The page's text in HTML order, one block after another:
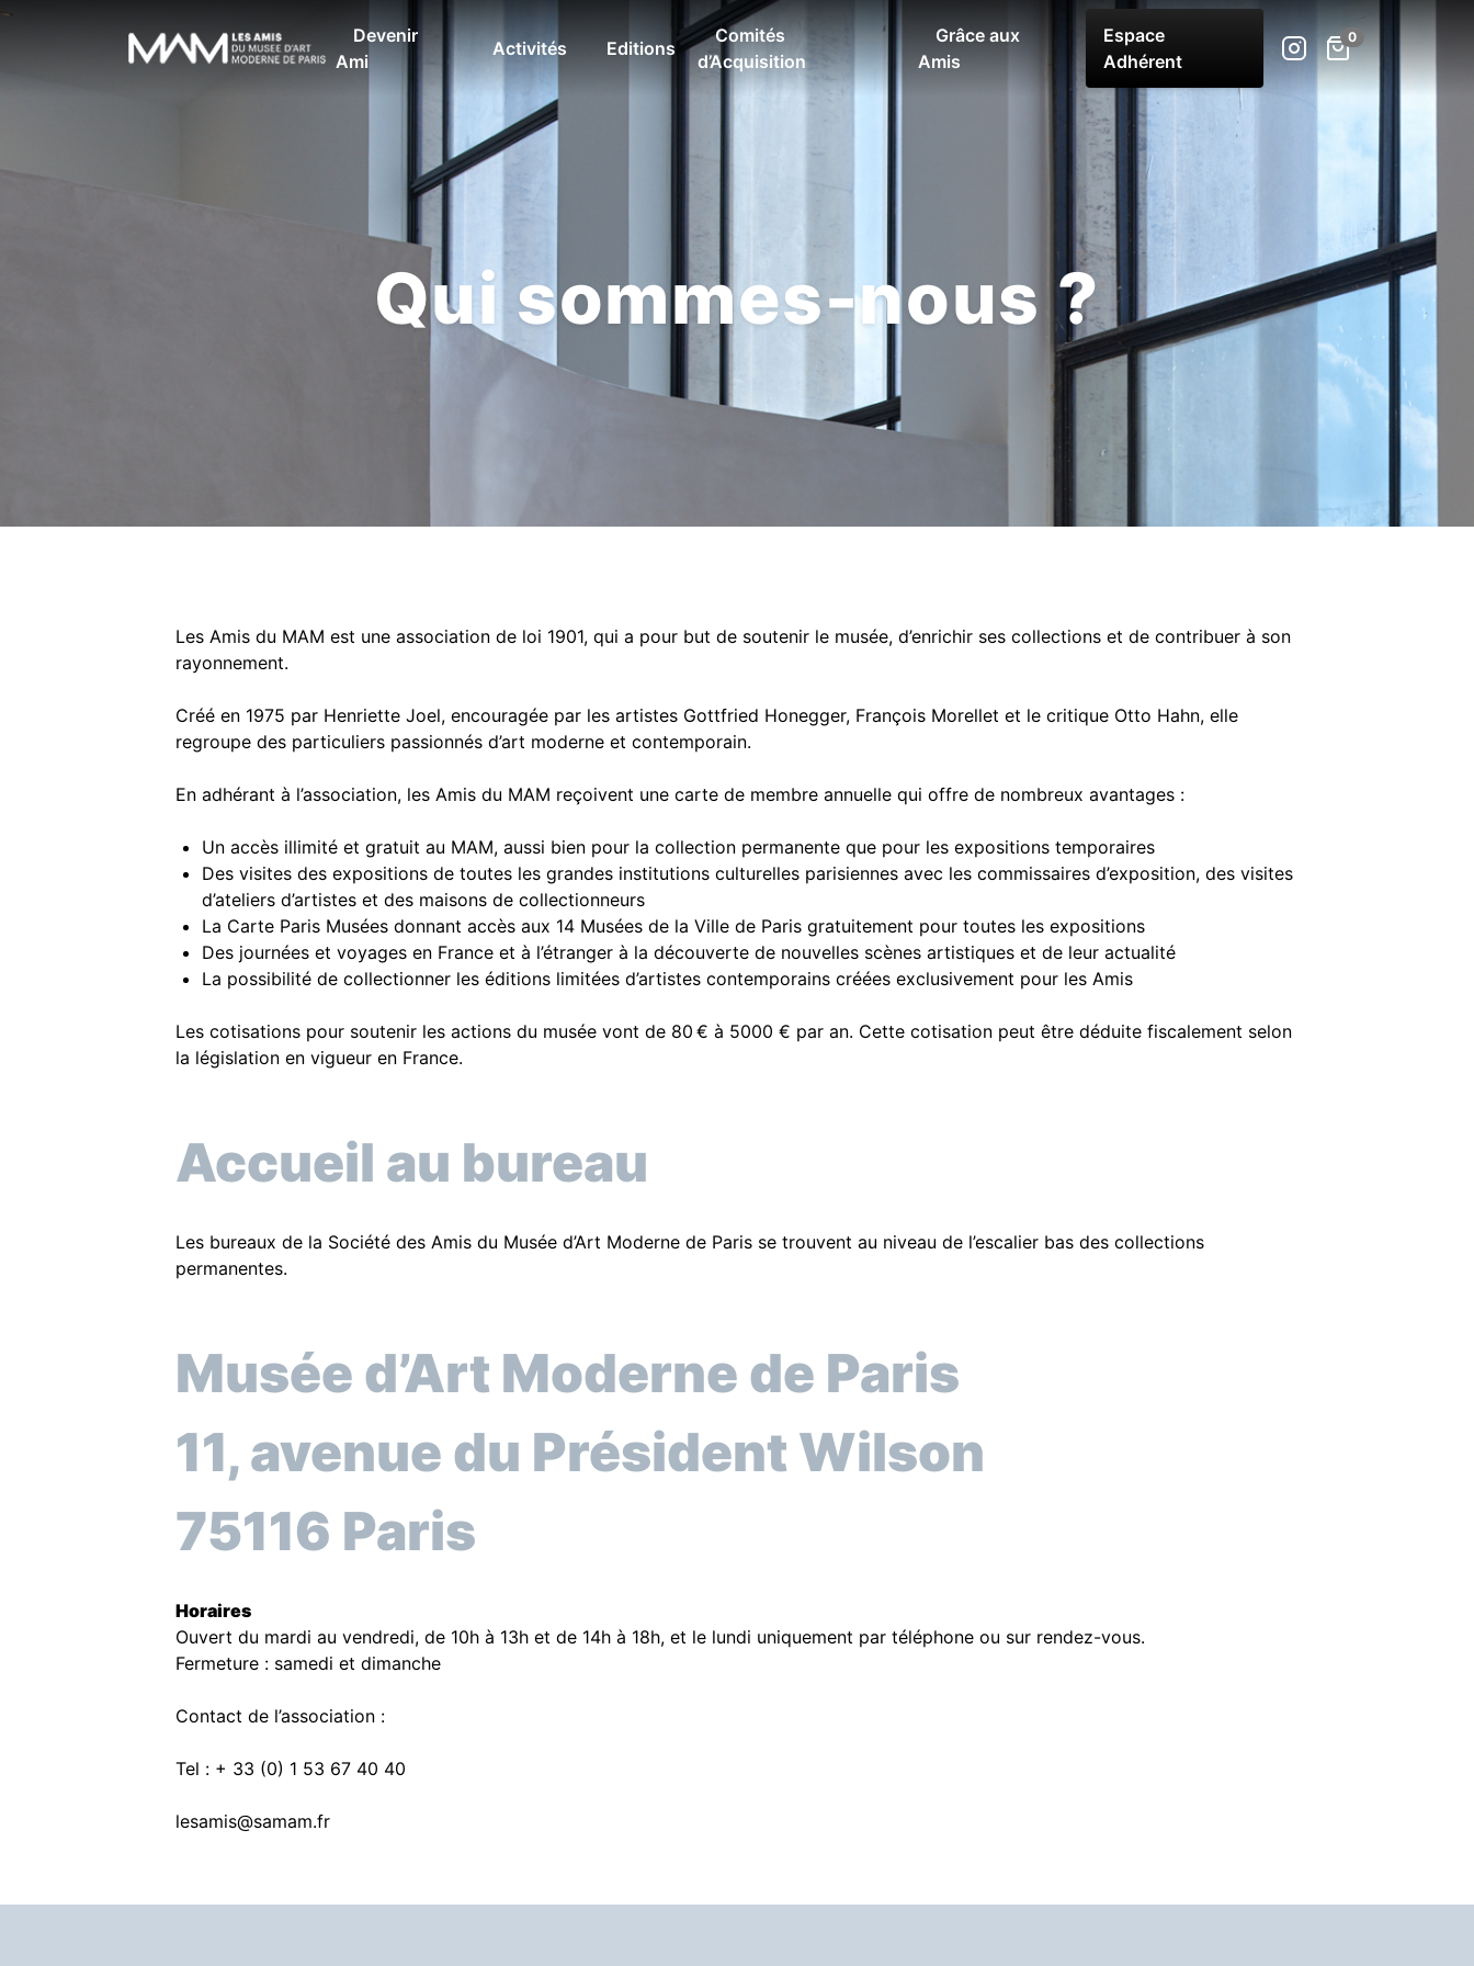
Devenir
Ami
Activités Editions
Comités
d’Acquisition
Grâce aux
Amis
Espace
Adhérent
Qui sommes-nous ?
Les Amis du MAM est une association de loi 1901, qui a pour but de soutenir le musée, d’enrichir ses collections et de contribuer à son
rayonnement.
Créé en 1975 par Henriette Joel, encouragée par les artistes Gottfried Honegger, François Morellet et le critique Otto Hahn, elle
regroupe des particuliers passionnés d’art moderne et contemporain.
En adhérant à l’association, les Amis du MAM reçoivent une carte de membre annuelle qui offre de nombreux avantages :
Un accès illimité et gratuit au MAM, aussi bien pour la collection permanente que pour les expositions temporaires
Des visites des expositions de toutes les grandes institutions culturelles parisiennes avec les commissaires d’exposition, des visites
d’ateliers d’artistes et des maisons de collectionneurs
La Carte Paris Musées donnant accès aux 14 Musées de la Ville de Paris gratuitement pour toutes les expositions
Des journées et voyages en France et à l’étranger à la découverte de nouvelles scènes artistiques et de leur actualité
La possibilité de collectionner les éditions limitées d’artistes contemporains créées exclusivement pour les Amis
Les cotisations pour soutenir les actions du musée vont de 80 € à 5000 € par an. Cette cotisation peut être déduite fiscalement selon
la législation en vigueur en France.
Accueil au bureau
Les bureaux de la Société des Amis du Musée d’Art Moderne de Paris se trouvent au niveau de l’escalier bas des collections
permanentes.
Musée d’Art Moderne de Paris
11, avenue du Président Wilson
75116 Paris
Horaires
Ouvert du mardi au vendredi, de 10h à 13h et de 14h à 18h, et le lundi uniquement par téléphone ou sur rendez-vous.
Fermeture : samedi et dimanche
Contact de l’association :
Tel : + 33 (0) 1 53 67 40 40
lesamis@samam.fr